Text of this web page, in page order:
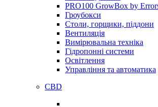
PRO100 GrowBox by
Гроубокси
Столи, горщики, піддони
Вентиляція
Вимірювальна техніка
Гідропонні системи
Освітлення
Управління та автоматика
CBD